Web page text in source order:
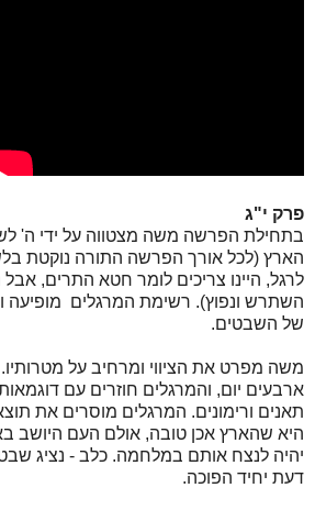
פרק י"ג
בתחילת הפרשה משה מצטווה על ידי ה'
הארץ (לכל אורך הפרשה התורה נוקטת
לרגל, היינו צריכים לומר חטא התרים,
השתרש ונפוץ). רשימת המרגלים מופיעה
של השבטים.
משה מפרט את הציווי ומרחיב על
ארבעים יום, והמרגלים חוזרים עם
תאנים ורימונים. המרגלים מוסרים את
היא שהארץ אכן טובה, אולם העם היושב
יהיה לנצח אותם במלחמה. כלב - נציג שבט
דעת יחיד הפוכה.